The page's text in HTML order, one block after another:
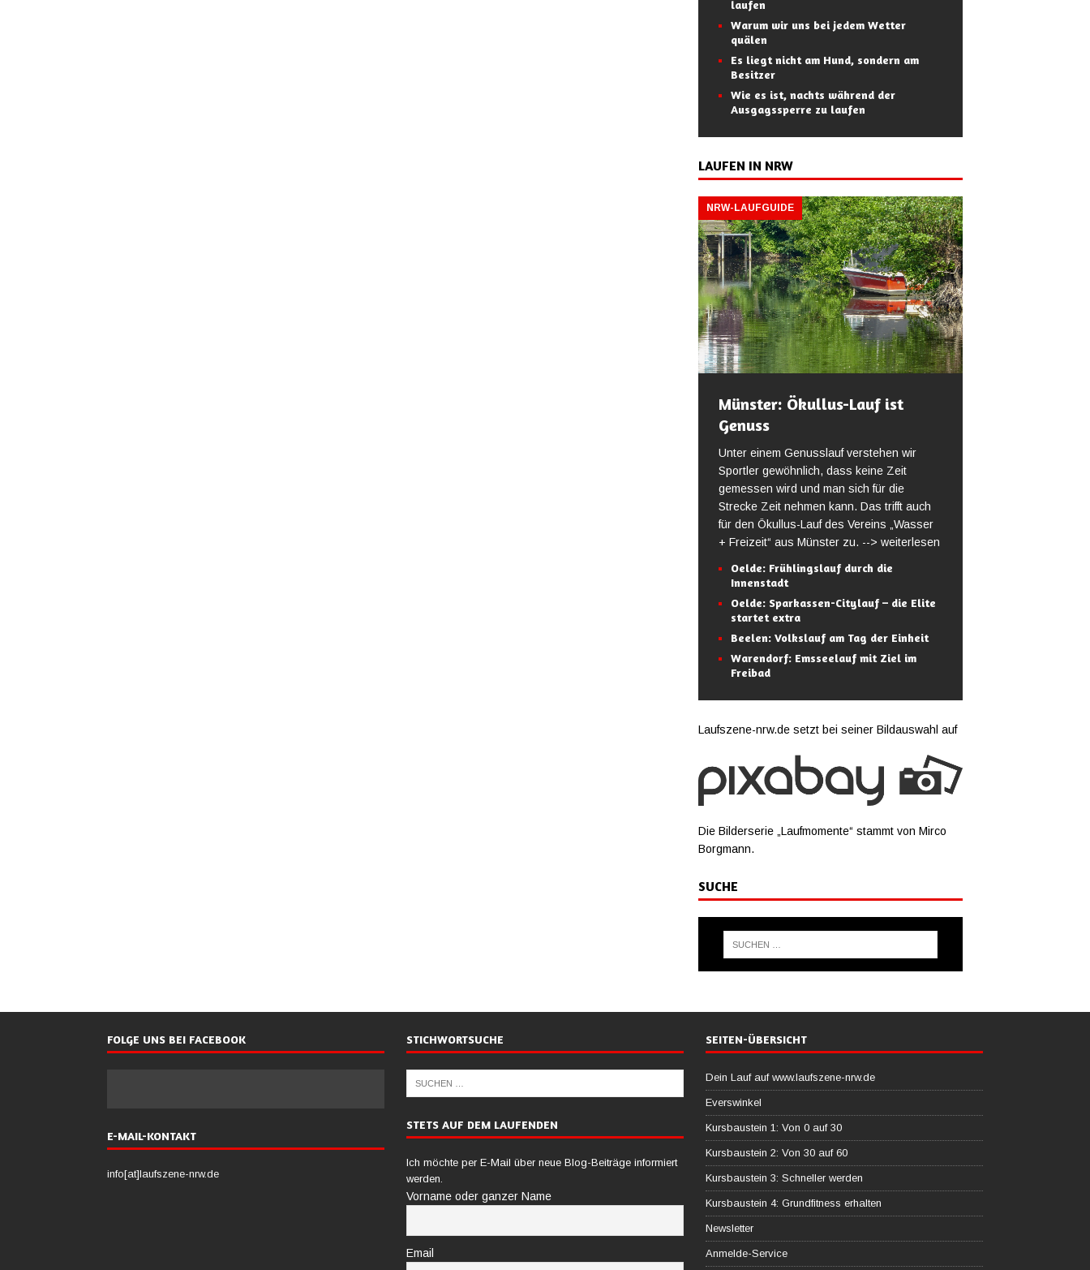
laufen
Warum wir uns bei jedem Wetter
quälen
Es liegt nicht am Hund, sondern am
Besitzer
Wie es ist, nachts während der
Ausgagssperre zu laufen
LAUFEN IN NRW
NRW-LAUFGUIDE
Münster: Ökullus-Lauf ist
Genuss
Unter einem Genusslauf verstehen wir
Sportler gewöhnlich, dass keine Zeit
gemessen wird und man sich für die
Strecke Zeit nehmen kann. Das trifft auch
für den Ökullus-Lauf des Vereins „Wasser
+ Freizeit“ aus Münster zu. --> weiterlesen
Oelde: Frühlingslauf durch die
Innenstadt
Oelde: Sparkassen-Citylauf – die Elite
startet extra
Beelen: Volkslauf am Tag der Einheit
Warendorf: Emsseelauf mit Ziel im
Freibad
Laufszene-nrw.de setzt bei seiner Bildauswahl auf
Die Bilderserie „Laufmomente“ stammt von Mirco
Borgmann.
SUCHE
FOLGE UNS BEI FACEBOOK
E-MAIL-KONTAKT
info[at]laufszene-nrw.de
STICHWORTSUCHE
STETS AUF DEM LAUFENDEN
Ich möchte per E-Mail über neue Blog-Beiträge informiert
werden.
Vorname oder ganzer Name
Email
SEITEN-ÜBERSICHT
Dein Lauf auf www.laufszene-nrw.de
Everswinkel
Kursbaustein 1: Von 0 auf 30
Kursbaustein 2: Von 30 auf 60
Kursbaustein 3: Schneller werden
Kursbaustein 4: Grundfitness erhalten
Newsletter
Anmelde-Service